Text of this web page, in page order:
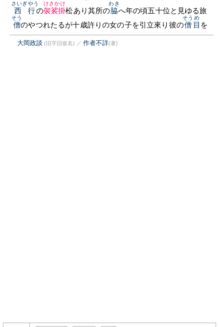
西行
さいぎやう
の袈裟掛
けさかけ
松あり其所の脇
わき
へ年の頃五十位と見ゆる旅
僧
そう
のやつれたるが十歳許りの女の子を引立來り彼の僧
そう
目
め
を
大岡政談 (旧字旧仮名) ／ 作者不詳(著)